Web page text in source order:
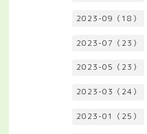
2023-09（18）
2023-07（23）
2023-05（23）
2023-03（24）
2023-01（25）